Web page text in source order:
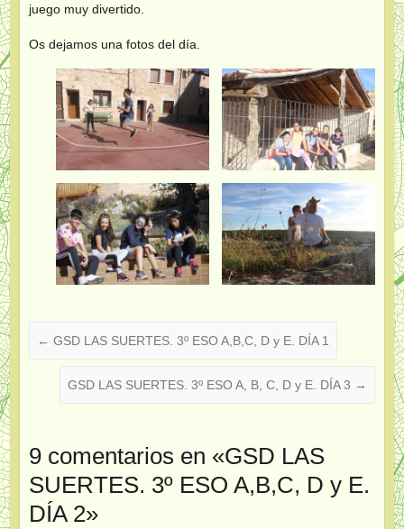
juego muy divertido.
Os dejamos una fotos del día.
← GSD LAS SUERTES. 3º ESO A,B,C, D y E. DÍA 1
GSD LAS SUERTES. 3º ESO A, B, C, D y E. DÍA 3 →
9 comentarios en «GSD LAS
SUERTES. 3º ESO A,B,C, D y E.
DÍA 2»